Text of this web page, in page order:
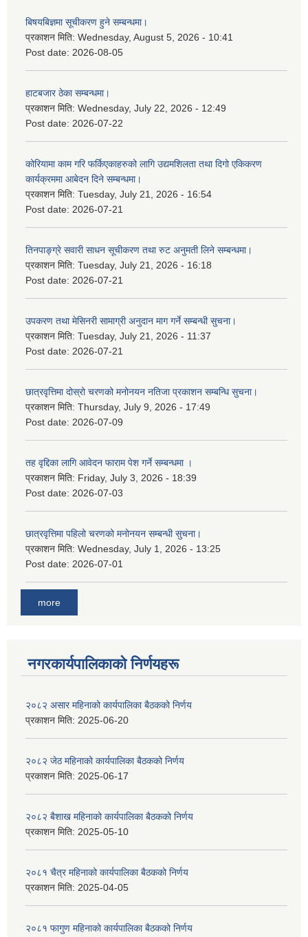
बिषयबिज्ञमा सूचीकरण हुने सम्बन्धमा।
प्रकाशन मिति: Wednesday, August 5, 2026 - 10:41
Post date: 2026-08-05
हाटबजार ठेका सम्बन्धमा।
प्रकाशन मिति: Wednesday, July 22, 2026 - 12:49
Post date: 2026-07-22
कोरियामा काम गरि फर्किएकाहरुको लागि उद्यमशिलता तथा दिगो एकिकरण
कार्यक्रममा आबेदन दिने सम्बन्धमा।
प्रकाशन मिति: Tuesday, July 21, 2026 - 16:54
Post date: 2026-07-21
तिनपाङ्ग्रे सवारी साधन सूचीकरण तथा रुट अनुमती लिने सम्बन्धमा।
प्रकाशन मिति: Tuesday, July 21, 2026 - 16:18
Post date: 2026-07-21
उपकरण तथा मेसिनरी सामाग्री अनुदान माग गर्ने सम्बन्धी सुचना।
प्रकाशन मिति: Tuesday, July 21, 2026 - 11:37
Post date: 2026-07-21
छात्रवृत्तिमा दोस्रो चरणको मनोनयन नतिजा प्रकाशन सम्बन्धि सुचना।
प्रकाशन मिति: Thursday, July 9, 2026 - 17:49
Post date: 2026-07-09
तह वृद्दिका लागि आवेदन फाराम पेश गर्ने सम्बन्धमा ।
प्रकाशन मिति: Friday, July 3, 2026 - 18:39
Post date: 2026-07-03
छात्रवृत्तिमा पहिलो चरणको मनोनयन सम्बन्धी सुचना।
प्रकाशन मिति: Wednesday, July 1, 2026 - 13:25
Post date: 2026-07-01
more
नगरकार्यपालिकाकाे निर्णयहरू
२०८२ असार महिनाको कार्यपालिका बैठकको निर्णय
प्रकाशन मिति: 2025-06-20
२०८२ जेठ महिनाको कार्यपालिका बैठकको निर्णय
प्रकाशन मिति: 2025-06-17
२०८२ बैशाख महिनाको कार्यपालिका बैठकको निर्णय
प्रकाशन मिति: 2025-05-10
२०८१ चैत्र महिनाको कार्यपालिका बैठकको निर्णय
प्रकाशन मिति: 2025-04-05
२०८१ फागुण महिनाको कार्यपालिका बैठकको निर्णय